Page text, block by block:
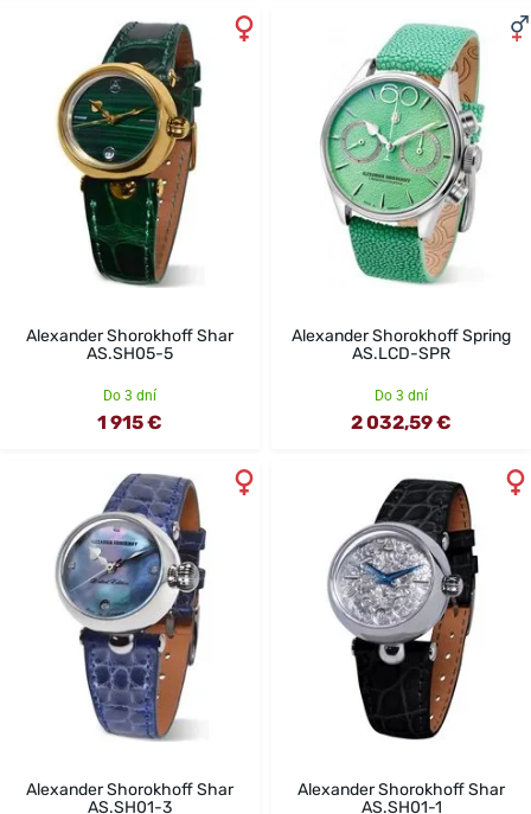
Alexander Shorokhoff Shar
AS.SH05-5
Do 3 dní
1 915 €
Alexander Shorokhoff Spring
AS.LCD-SPR
Do 3 dní
2 032,59 €
Alexander Shorokhoff Shar
AS.SH01-3
Alexander Shorokhoff Shar
AS.SH01-1